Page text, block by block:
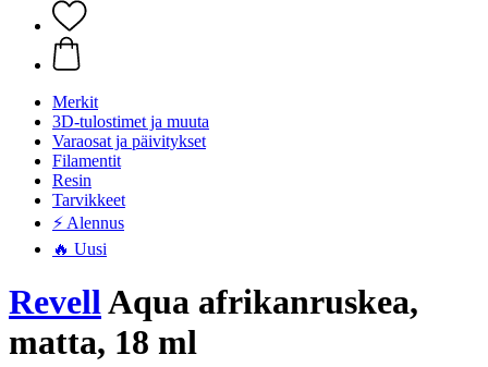
Merkit
3D-tulostimet ja muuta
Varaosat ja päivitykset
Filamentit
Resin
Tarvikkeet
⚡ Alennus
🔥 Uusi
RevellAqua afrikanruskea,
matta, 18 ml